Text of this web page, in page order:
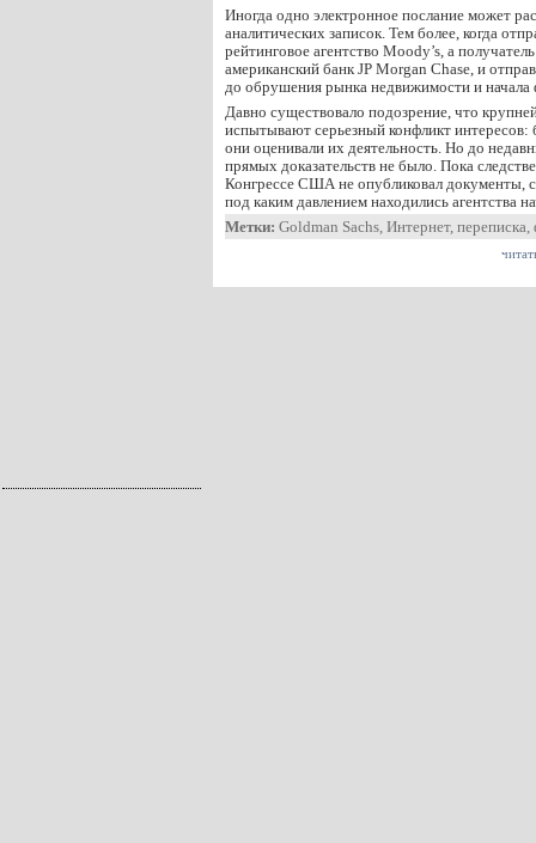
Иногда одно электронное послание может
аналитических записок. Тем более, когда
рейтинговое агентство Moody’s, а
американский банк JP Morgan Chase, и
до обрушения рынка недвижимости и начала
Давно существовало подозрение, что
испытывают серьезный конфликт интересов:
они оценивали их деятельность. Но до
прямых доказательств не было. Пока
Конгрессе США не опубликовал документы,
под каким давлением находились агентства
Метки: Goldman Sachs, Интернет, переписка,